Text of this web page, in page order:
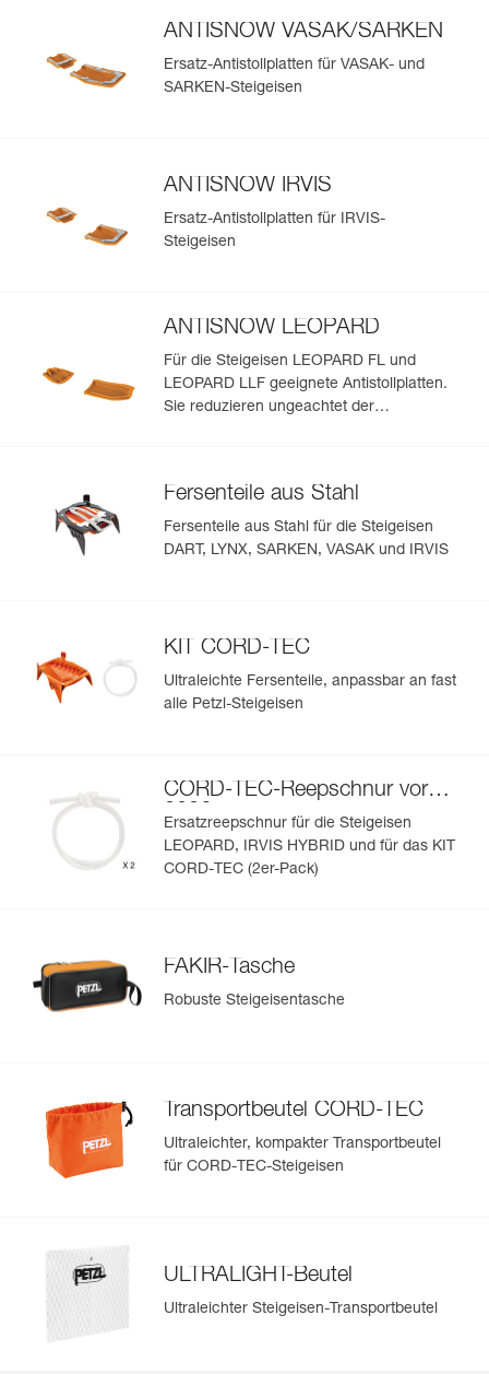
ANTISNOW VASAK/SARKEN
Ersatz-Antistollplatten für VASAK- und
SARKEN-Steigeisen
ANTISNOW IRVIS
Ersatz-Antistollplatten für IRVIS-
Steigeisen
ANTISNOW LEOPARD
Für die Steigeisen LEOPARD FL und
LEOPARD LLF geeignete Antistollplatten.
Sie reduzieren ungeachtet der
Fersenteile aus Stahl
Fersenteile aus Stahl für die Steigeisen
DART, LYNX, SARKEN, VASAK und IRVIS
KIT CORD-TEC
Ultraleichte Fersenteile, anpassbar an fast
alle Petzl-Steigeisen
CORD-TEC-Reepschnur vor
2026
Ersatzreepschnur für die Steigeisen
LEOPARD, IRVIS HYBRID und für das KIT
CORD-TEC (2er-Pack)
FAKIR-Tasche
Robuste Steigeisentasche
Transportbeutel CORD-TEC
Ultraleichter, kompakter Transportbeutel
für CORD-TEC-Steigeisen
ULTRALIGHT-Beutel
Ultraleichter Steigeisen-Transportbeutel